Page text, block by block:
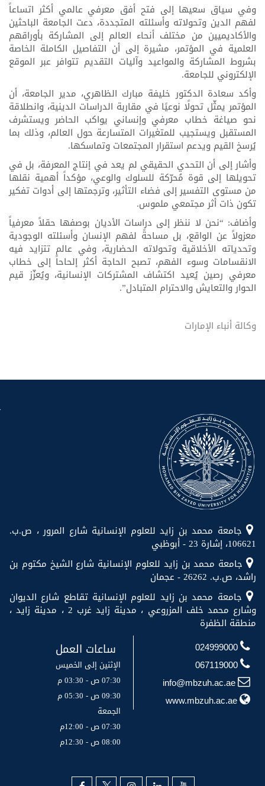
وفي سياق سعيها إلى فتح أفق معرفي عالمي أكثر اتساعاً
لفهم الدين وتحولاته وأسئلته المتجددة، دعت الجامعة الباحثين
والأكاديميين من مختلف أنحاء العالم إلى المشاركة بأوراقهم
العلمية في المؤتمر، مشيرة إلى أن التفاصيل الكاملة الخاصة
بشروط المشاركة والمواعيد وآليات التقديم تتوافر عبر الموقع
الإلكتروني للجامعة.
وأكد سعادة الدكتور خليفة مبارك الظاهري، مدير الجامعة، أن
المؤتمر يمثّل تحولًا نوعيًا في مقاربة الدراسات الدينية، وانطلاقة
نحو صياغة خطاب معرفي وإنساني يواكب الحاضر ويستشرف
المستقبل ويستجيب للمتغيرات المتسارعة حول العالم، وذلك بما
يُرسخ القيم ويدعم استقرار المجتمعات وتماسكها.
وأشار إلى أن التحدي الحقيقي لم يعد في إنتاج المعرفة، بل في
تحويلها إلى قوة مُحرّكة للسلوك والوعي، مؤكداً أهمية نقلها
من مستوى التفسير إلى فضاء التأثير، وترجمتها إلى أدوات تفكير
تكون ذات أثر مجتمعي ملموس.
وأضاف: “نحن لا ننظر إلى دراسات الأديان بوصفها حقلاً معرفياً
معزولاً عن الواقع، بل مساحةً لفهم الإنسان وأسئلته الوجودية
وتحدياته الأخلاقية وتحولاته الحضارية، وفي عالم تتزايد فيه
الانقسامات وسوء الفهم، تصبح الحاجة أكثر إلحاحاً إلى خطاب
معرفي رصين يُعيد اكتشاف المشتركات الإنسانية، ويُعزّز قيم
الحوار والتعايش والاحترام المتبادل”.
وكالة أنباء الإمارات
جامعة محمد بن زايد للعلوم الإنسانية شارع المرور ، ص.ب.
106621، إشارة 23 - أبوظبي
جامعة محمد بن زايد للعلوم الإنسانية شارع الشيخ مكتوم بن
راشد، ص.ب. 26262 - عجمان
جامعة محمد بن زايد للعلوم الإنسانية تقاطع شارع الديوان
وشارع محمد خلف المزروعي ، مدينة زايد غرب 2 ، مدينة زايد ،
منطقة الظفرة
024999000
067119000
info@mbzuh.ac.ae
www.mbzuh.ac.ae
ساعات العمل
الإثنين إلى الخميس
07:30 ص - 03:30 م
09:30 ص - 05:30 م
الجمعة
07:30 ص - 12:00م
08:00 ص - 12:30م